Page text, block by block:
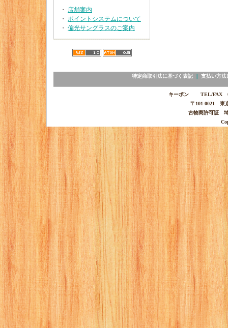
・ 店舗案内
・ ポイントシステムについて
・ 偏光サングラスのご案内
特定商取引法に基づく表記｜ 支払い方法
キーポン TEL/FAX
〒101-0021 東
古物商許可証